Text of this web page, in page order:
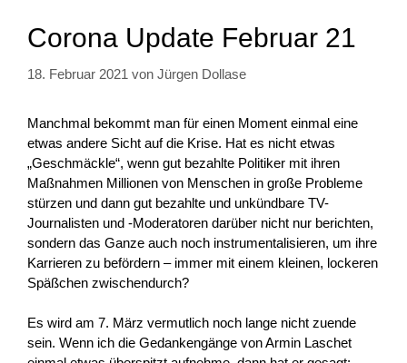
Corona Update Februar 21
18. Februar 2021 von Jürgen Dollase
Manchmal bekommt man für einen Moment einmal eine
etwas andere Sicht auf die Krise. Hat es nicht etwas
„Geschmäckle“, wenn gut bezahlte Politiker mit ihren
Maßnahmen Millionen von Menschen in große Probleme
stürzen und dann gut bezahlte und unkündbare TV-
Journalisten und -Moderatoren darüber nicht nur berichten,
sondern das Ganze auch noch instrumentalisieren, um ihre
Karrieren zu befördern – immer mit einem kleinen, lockeren
Späßchen zwischendurch?
Es wird am 7. März vermutlich noch lange nicht zuende
sein. Wenn ich die Gedankengänge von Armin Laschet